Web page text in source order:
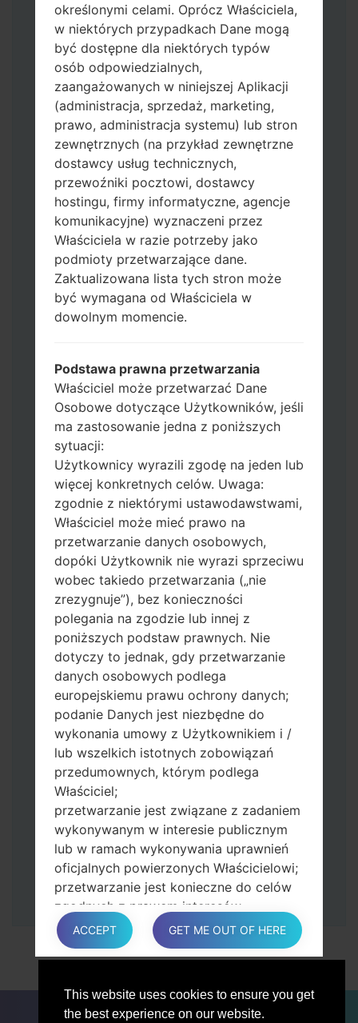
This website uses cookies to ensure you get
the best experience on our website.
Pobierz na swój komputer najnowszą
wersjęOdin 3.
Następnie wyodrębnij plik
oprogramowania układowego.
Powinieneś otrzymać 1 plik (jeśli 1 plik
wybierz tutaj) lub 5 plików (jeśli 5 plików
wybierz tutaj):
AP: "System & Recovery"
CP: "Modem & Radio"
CSC_***: "Country & Region & Operator"
HOME_CSC_***: "Country & Region &
Operator"
Dodaj wszystkie pliki w Odin 3.
zachować wszystkie swoje dane i aplikacje.
Teraz wyłącz swój telefon i przejdź do
trybu pobierania. Jak wykonać wszystkie
metody:
Naciśnij i przytrzymaj klawisz zasilania,
przycisk zwiększania głośności i klawisz
Bixby.
Naciśnij i przytrzymaj klawisze
zwiększania i zmniejszania głośności,
następnie podłącz kabel USB.
Naciśnij i przytrzymaj klawisz zasilania,
przycisk zmniejszania głośności i klawisz
strony domowej.
Podłącz kabel USB, a następnie naciśnij i
przytrzymaj przycisk Bixby i klawisz
zmniejszania głośności.
Naciśnij i przytrzymaj klawisz zasilania i
przycisk zwiększania głośności.
Następnie podłącz urządzenie do
komputera, Odin powinien wykryć
telefon, a na ekranie pojawi się numer
portu COM.
Podaj tylko czas przywracania ustawień
fabrycznych i automatycznego
ponownego uruchamiania.
Na koniec naciśnij klawisz Start. Twój
telefon uruchomi się ponownie i odłączy
się od komputera.
PORÓWNAJ
określonymi celami. Oprócz Właściciela,
w niektórych przypadkach Dane mogą
być dostępne dla niektórych typów
osób odpowiedzialnych,
zaangażowanych w niniejszej Aplikacji
(administracja, sprzedaż, marketing,
prawo, administracja systemu) lub stron
zewnętrznych (na przykład zewnętrzne
dostawcy usług technicznych,
przewoźniki pocztowi, dostawcy
hostingu, firmy informatyczne, agencje
komunikacyjne) wyznaczeni przez
Właściciela w razie potrzeby jako
podmioty przetwarzające dane.
Zaktualizowana lista tych stron może
być wymagana od Właściciela w
dowolnym momencie.
Podstawa prawna przetwarzania
Właściciel może przetwarzać Dane
Osobowe dotyczące Użytkowników, jeśli
ma zastosowanie jedna z poniższych
sytuacji:
Użytkownicy wyrazili zgodę na jeden lub
więcej konkretnych celów. Uwaga:
zgodnie z niektórymi ustawodawstwami,
Właściciel może mieć prawo na
przetwarzanie danych osobowych,
dopóki Użytkownik nie wyrazi sprzeciwu
wobec takiedo przetwarzania („nie
zrezygnuje”), bez konieczności
polegania na zgodzie lub innej z
poniższych podstaw prawnych. Nie
dotyczy to jednak, gdy przetwarzanie
danych osobowych podlega
europejskiemu prawu ochrony danych;
podanie Danych jest niezbędne do
wykonania umowy z Użytkownikiem i /
lub wszelkich istotnych zobowiązań
przedumownych, którym podlega
Właściciel;
przetwarzanie jest związane z zadaniem
wykonywanym w interesie publicznym
lub w ramach wykonywania uprawnień
oficjalnych powierzonych Właścicielowi;
przetwarzanie jest konieczne do celów
zgodnych z prawem interesów
prowadzonej przez właściciela lub
osobę trzecią.
W każdym przypadku Właściciel z
konkretną podstawę prawną, która ma
ACCEPT GET ME OUT OF HERE